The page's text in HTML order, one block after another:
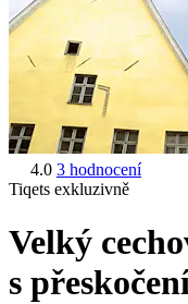
4.0 3 hodnocení
Tiqets exkluzivně
Velký
s